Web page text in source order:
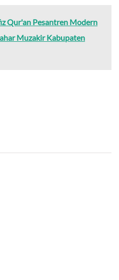
Qur'an Pesantren Modern
Muzakir Kabupaten